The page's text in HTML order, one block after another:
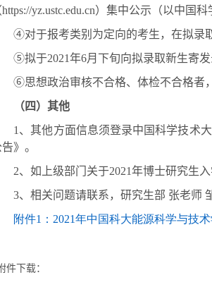
https://yz.ustc.edu.cn）集中公示（以中国科
④对于报考类别为定向的考生，在拟录
⑤拟于2021年6月下旬向拟录取新生寄发
⑥思想政治审核不合格、体检不合格者
（四）其他
1 、其他方面信息须登录中国科学技术
》。
2、如上级部门关于2021年博士研究生
3、相关问题请联系，研究生部 张老师
附件1 ： 2021年中国科大能源科学与技术
件下载：